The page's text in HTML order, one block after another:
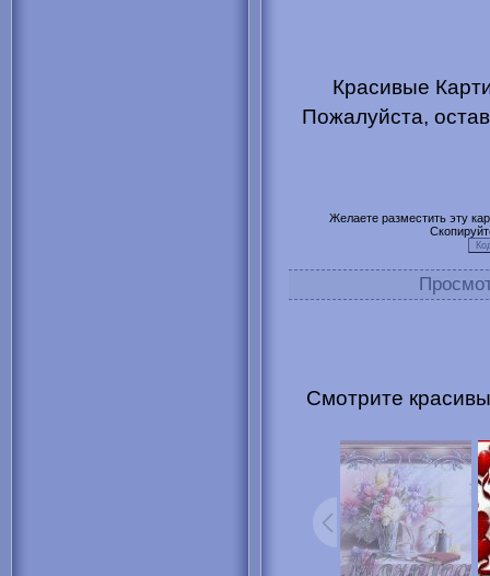
Красивые
Пожалуйста,
Желаете разместить эту
Смотрите